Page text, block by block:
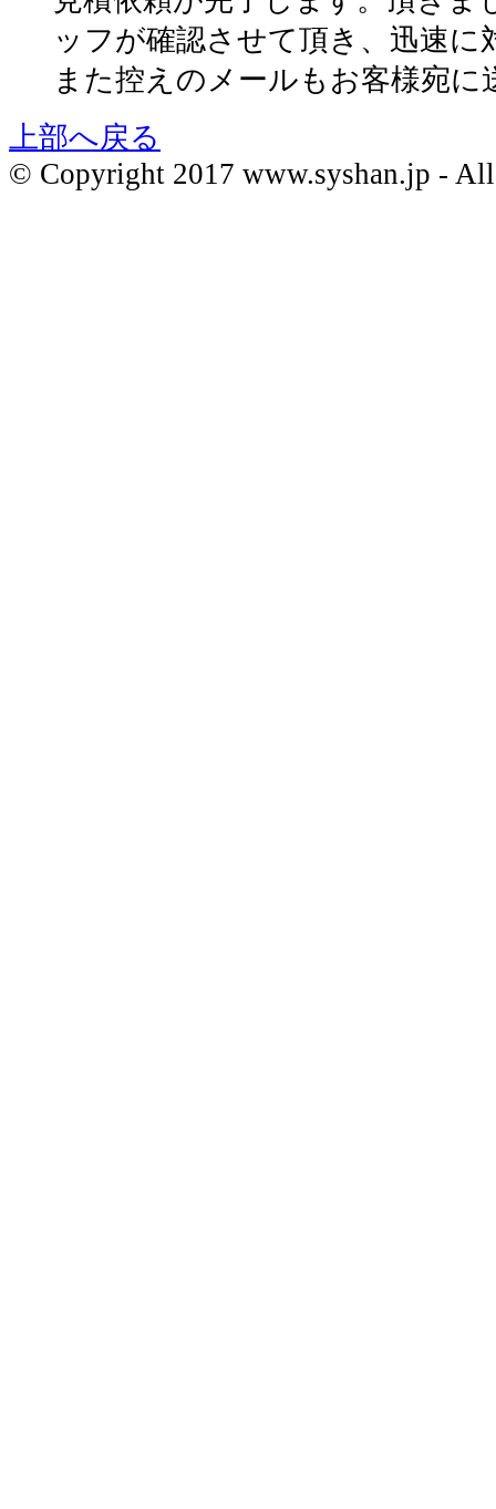
ッフが確認させて頂き、迅速に
また控えのメールもお客様宛に
上部へ戻る
© Copyright 2017 www.syshan.jp -